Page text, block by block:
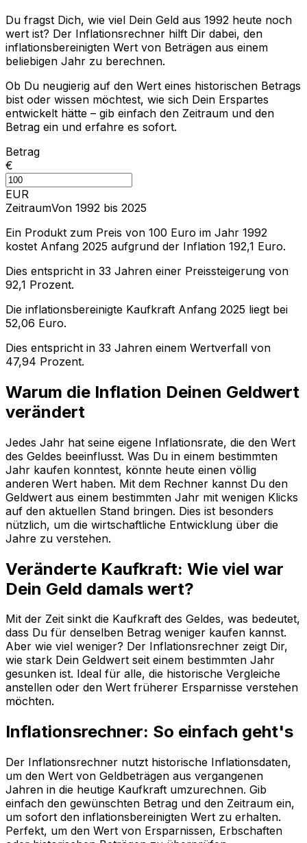
Du fragst Dich, wie viel Dein Geld aus 1992 heute noch
wert ist? Der Inflationsrechner hilft Dir dabei, den
inflationsbereinigten Wert von Beträgen aus einem
beliebigen Jahr zu berechnen.
Ob Du neugierig auf den Wert eines historischen Betrags
bist oder wissen möchtest, wie sich Dein Erspartes
entwickelt hätte – gib einfach den Zeitraum und den
Betrag ein und erfahre es sofort.
Betrag
€
EUR
ZeitraumVon 1992 bis 2025
Ein Produkt zum Preis von 100 Euro im Jahr 1992
kostet Anfang 2025 aufgrund der Inflation 192,1 Euro.
Dies entspricht in 33 Jahren einer Preissteigerung von
92,1 Prozent.
Die inflationsbereinigte Kaufkraft Anfang 2025 liegt bei
52,06 Euro.
Dies entspricht in 33 Jahren einem Wertverfall von
47,94 Prozent.
Warum die Inflation Deinen Geldwert
verändert
Jedes Jahr hat seine eigene Inflationsrate, die den Wert
des Geldes beeinflusst. Was Du in einem bestimmten
Jahr kaufen konntest, könnte heute einen völlig
anderen Wert haben. Mit dem Rechner kannst Du den
Geldwert aus einem bestimmten Jahr mit wenigen Klicks
auf den aktuellen Stand bringen. Dies ist besonders
nützlich, um die wirtschaftliche Entwicklung über die
Jahre zu verstehen.
Veränderte Kaufkraft: Wie viel war
Dein Geld damals wert?
Mit der Zeit sinkt die Kaufkraft des Geldes, was bedeutet,
dass Du für denselben Betrag weniger kaufen kannst.
Aber wie viel weniger? Der Inflationsrechner zeigt Dir,
wie stark Dein Geldwert seit einem bestimmten Jahr
gesunken ist. Ideal für alle, die historische Vergleiche
anstellen oder den Wert früherer Ersparnisse verstehen
möchten.
Inflationsrechner: So einfach geht's
Der Inflationsrechner nutzt historische Inflationsdaten,
um den Wert von Geldbeträgen aus vergangenen
Jahren in die heutige Kaufkraft umzurechnen. Gib
einfach den gewünschten Betrag und den Zeitraum ein,
um sofort den inflationsbereinigten Wert zu erhalten.
Perfekt, um den Wert von Ersparnissen, Erbschaften